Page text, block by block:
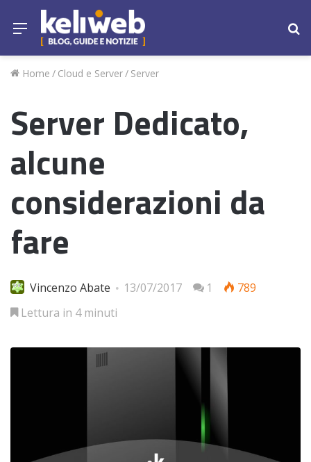
Menu
Home / Cloud e Server/ Server
Server Dedicato,
alcune
considerazioni da
fare
Vincenzo Abate 13/07/2017 1
789
Lettura in 4 minuti